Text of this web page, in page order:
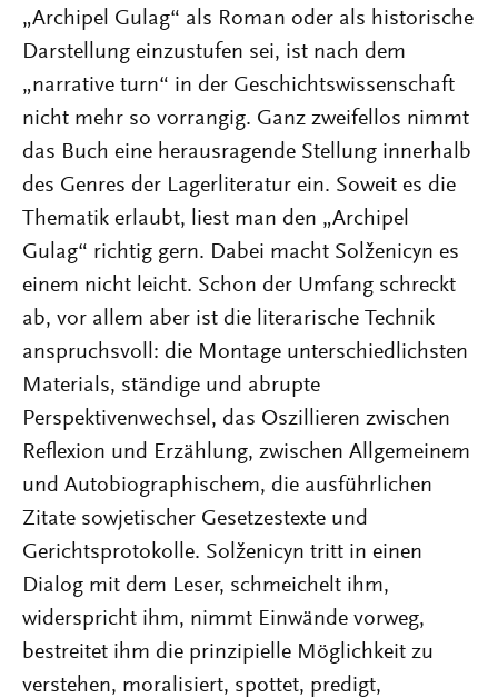
„Archipel Gulag“ als Roman oder als historische
Darstellung einzustufen sei, ist nach dem
„narrative turn“ in der Geschichtswissenschaft
nicht mehr so vorrangig. Ganz zweifellos nimmt
das Buch eine herausragende Stellung innerhalb
des Genres der Lagerliteratur ein. Soweit es die
Thematik erlaubt, liest man den „Archipel
Gulag“ richtig gern. Dabei macht Solženicyn es
einem nicht leicht. Schon der Umfang schreckt
ab, vor allem aber ist die literarische Technik
anspruchsvoll: die Montage unterschiedlichsten
Materials, ständige und abrupte
Perspektivenwechsel, das Oszillieren zwischen
Reflexion und Erzählung, zwischen Allgemeinem
und Autobiographischem, die ausführlichen
Zitate sowjetischer Gesetzestexte und
Gerichtsprotokolle. Solženicyn tritt in einen
Dialog mit dem Leser, schmeichelt ihm,
widerspricht ihm, nimmt Einwände vorweg,
bestreitet ihm die prinzipielle Möglichkeit zu
verstehen, moralisiert, spottet, predigt,